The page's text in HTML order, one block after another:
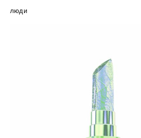
люди